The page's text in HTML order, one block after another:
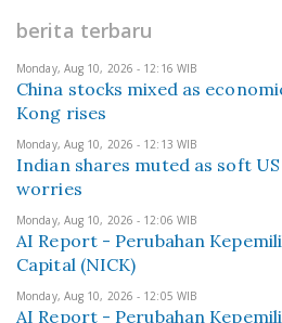
berita terbaru
Monday, Aug 10, 2026 - 12:16 WIB
China stocks mixed as
Kong rises
Monday, Aug 10, 2026 - 12:13 WIB
Indian shares muted as soft
worries
Monday, Aug 10, 2026 - 12:06 WIB
AI Report - Perubahan
Capital (NICK)
Monday, Aug 10, 2026 - 12:05 WIB
AI Report - Perubahan